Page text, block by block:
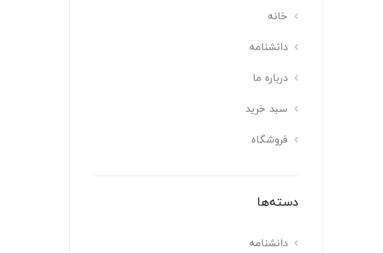
خانه
دانشنامه
درباره ما
سبد خرید
فروشگاه
دسته‌ها
دانشنامه